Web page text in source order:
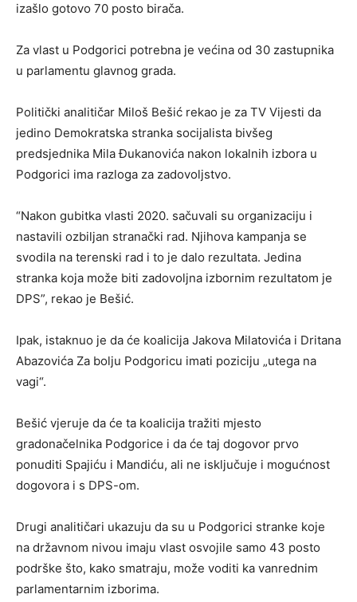
izašlo gotovo 70 posto birača.
Za vlast u Podgorici potrebna je većina od 30 zastupnika
u parlamentu glavnog grada.
Politički analitičar Miloš Bešić rekao je za TV Vijesti da
jedino Demokratska stranka socijalista bivšeg
predsjednika Mila Đukanovića nakon lokalnih izbora u
Podgorici ima razloga za zadovoljstvo.
“Nakon gubitka vlasti 2020. sačuvali su organizaciju i
nastavili ozbiljan stranački rad. Njihova kampanja se
svodila na terenski rad i to je dalo rezultata. Jedina
stranka koja može biti zadovoljna izbornim rezultatom je
DPS”, rekao je Bešić.
Ipak, istaknuo je da će koalicija Jakova Milatovića i Dritana
Abazovića Za bolju Podgoricu imati poziciju „utega na
vagi“.
Bešić vjeruje da će ta koalicija tražiti mjesto
gradonačelnika Podgorice i da će taj dogovor prvo
ponuditi Spajiću i Mandiću, ali ne isključuje i mogućnost
dogovora i s DPS-om.
Drugi analitičari ukazuju da su u Podgorici stranke koje
na državnom nivou imaju vlast osvojile samo 43 posto
podrške što, kako smatraju, može voditi ka vanrednim
parlamentarnim izborima.